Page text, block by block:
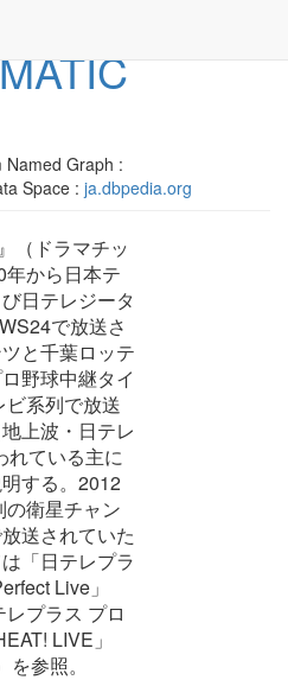
Named Graph :
Space : ja.dbpedia.org
（ドラマチッ
から日本テ
日テレジータ
で放送さ
と千葉ロッテ
野球中継タイ
ビ系列で放送
上波・日テレ
れている主に
する。2012
衛星チャン
送されていた
「日テレプラ
Live」
レプラス プロ
LIVE」
参照。